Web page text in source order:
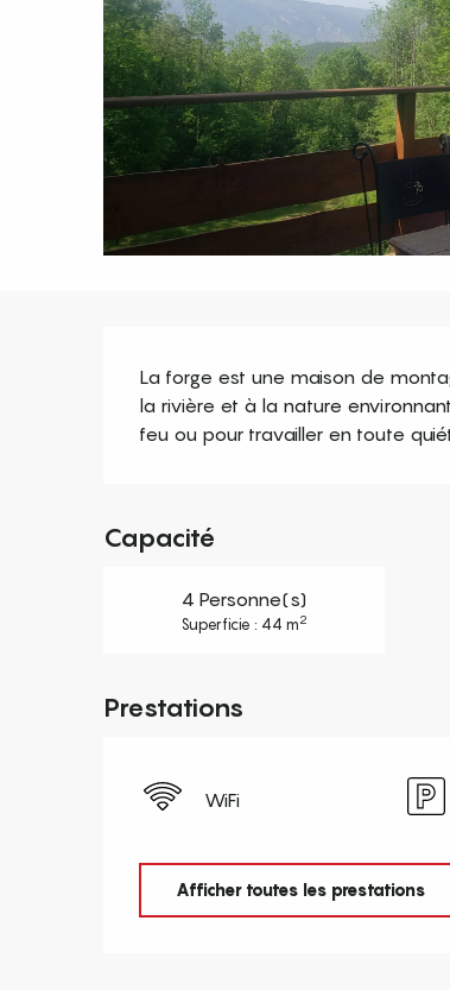
La forge est une maison de
la rivière et à la nature
feu ou pour travailler en toute
Capacité
4 Personne(s)
Superficie : 44 m2
Prestations
WiFi
Afficher toutes les prestations